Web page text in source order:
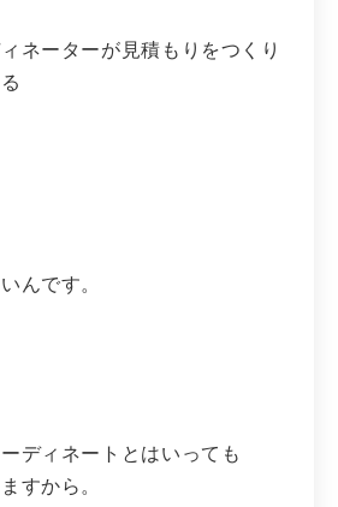
ネーターが見積もりをつくり
んです。
ディネートとはいっても
すから。